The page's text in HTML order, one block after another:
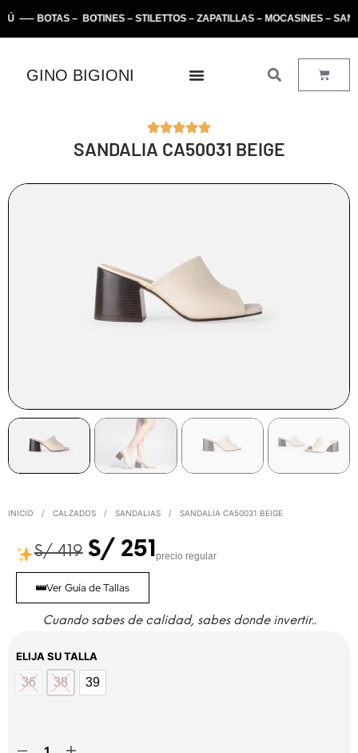
BOTAS – BOTINES – STILETTOS – ZAPATILLAS – MOCASINES –
GINO BIGIONI
SANDALIA CA50031 BEIGE
INICIO / CALZADOS / SANDALIAS / SANDALIA CA50031 BEIGE
S/419 S/ 251 precio regular
Ver Guía de Tallas
Cuando sabes de calidad, sabes donde invertir..
ELIJA SU TALLA
36
36
38
38
39
39